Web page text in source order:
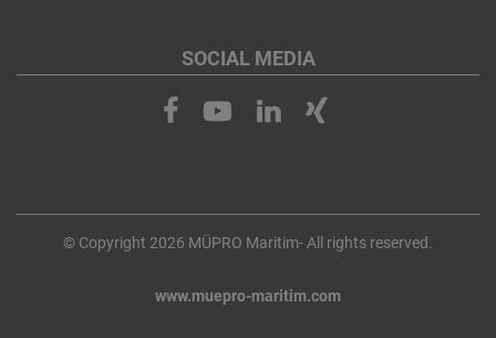
SOCIAL MEDIA
© Copyright 2026 MÜPRO Maritim- All rights reserved.
www.muepro-maritim.com